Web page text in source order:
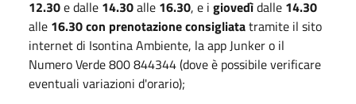
12.30e dalle 14.30alle 16.30, e i giovedìdalle 14.30
alle 16.30con prenotazione consigliatatramite il sito
internet di Isontina Ambiente, la app Junker o il
Numero Verde 800 844344 (dove è possibile verificare
eventuali variazioni d'orario);